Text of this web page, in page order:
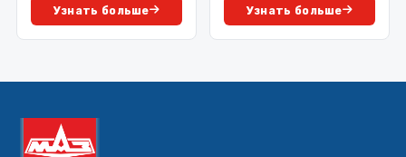
Узнать больше
Узнать больше